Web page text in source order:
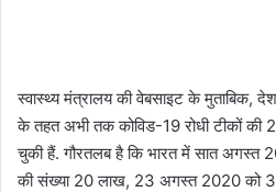
स्वास्थ्य मंत्रालय की वेबसाइट के मुताबिक,
के तहत अभी तक कोविड-19 रोधी टीकों
चुकी हैं. गौरतलब है कि भारत में सात अगस्त
की संख्या 20 लाख, 23 अगस्त 2020 को